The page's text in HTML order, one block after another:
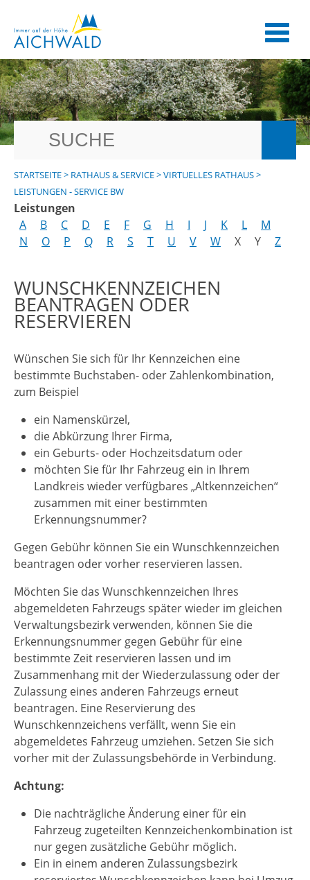
STARTSEITE> RATHAUS & SERVICE>VIRTUELLES RATHAUS>
LEISTUNGEN - SERVICE BW
Leistungen
A
B C D E F G H I J K L
M
N
O P Q R S T U V W X Y Z
WUNSCHKENNZEICHEN
BEANTRAGEN ODER
RESERVIEREN
Wünschen Sie sich für Ihr Kennzeichen eine
bestimmte Buchstaben- oder Zahlenkombination,
zum Beispiel
ein Namenskürzel,
die Abkürzung Ihrer Firma,
ein Geburts- oder Hochzeitsdatum oder
möchten Sie für Ihr Fahrzeug ein in Ihrem
Landkreis wieder verfügbares „Altkennzeichen“
zusammen mit einer bestimmten
Erkennungsnummer?
Gegen Gebühr können Sie ein Wunschkennzeichen
beantragen oder vorher reservieren lassen.
Möchten Sie das Wunschkennzeichen Ihres
abgemeldeten Fahrzeugs später wieder im gleichen
Verwaltungsbezirk verwenden, können Sie die
Erkennungsnummer gegen Gebühr für eine
bestimmte Zeit reservieren lassen und im
Zusammenhang mit der Wiederzulassung oder der
Zulassung eines anderen Fahrzeugs erneut
beantragen. Eine Reservierung des
Wunschkennzeichens verfällt, wenn Sie ein
abgemeldetes Fahrzeug umziehen. Setzen Sie sich
vorher mit der Zulassungsbehörde in Verbindung.
Achtung:
Die nachträgliche Änderung einer für ein
Fahrzeug zugeteilten Kennzeichenkombination ist
nur gegen zusätzliche Gebühr möglich.
Ein in einem anderen Zulassungsbezirk